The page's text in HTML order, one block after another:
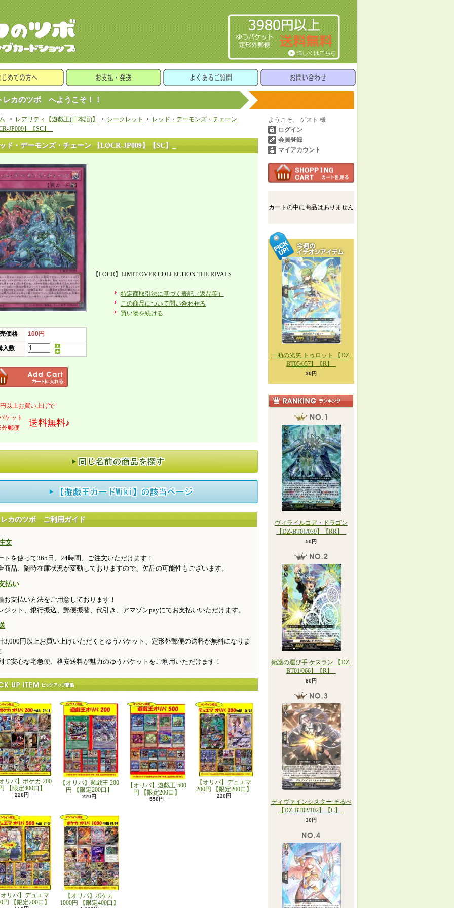
カのツボ へようこそ！！
> レアリティ【遊戯王(日本語)】 > シークレット > レッド・デーモンズ・チェーン
JP009】【SC】_
ド・デーモンズ・チェーン 【LOCR-JP009】【SC】_
価格
100円
入数
以上お買い上げで
ケット
外郵便
送料無料♪
【LOCR】LIMIT OVER COLLECTION THE RIVALS
特定商取引法に基づく表記（返品等）
この商品について問い合わせる
買い物を続ける
カのツボ ご利用ガイド
文
トを使って365日、24時間、ご注文いただけます！
品、随時在庫状況が変動しておりますので、欠品の可能性もございます。
払い
お支払い方法をご用意しております！
ジット、銀行振込、郵便振替、代引き、アマゾンpayにてお支払いいただけます。
3,000円以上お買い上げいただくとゆうパケット、定形外郵便の送料が無料になりま
で安心な宅急便、格安送料が魅力のゆうパケットをご利用いただけます！
リパ】ポケカ 200
【限定400口】
220円
【オリパ】遊戯王 200
円 【限定200口】
220円
【オリパ】遊戯王 500
円 【限定200口】
550円
【オリパ】デュエマ
200円 【限定200口】
220円
リパ】デュエマ
円 【限定200口】
【オリパ】ポケカ
1000円 【限定400口】
ようこそ、 ゲスト 様
ログイン
会員登録
マイアカウント
カートの中に商品はありません
一助の光矢 トゥロット 【DZ-
BT05/057】【R】_
30円
ヴィライルコア・ドラゴン
【DZ-BT01/039】【RR】_
50円
衛護の運び手 ケスラン 【DZ-
BT01/066】【R】_
80円
ディヴァインシスター そるべ
【DZ-BT02/102】【C】_
30円